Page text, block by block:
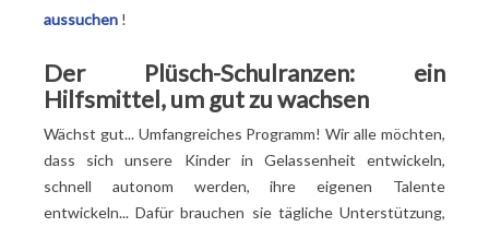
aussuchen !
Der Plüsch-Schulranzen: ein
Hilfsmittel, um gut zu wachsen
Wächst gut... Umfangreiches Programm! Wir alle möchten,
dass sich unsere Kinder in Gelassenheit entwickeln,
schnell autonom werden, ihre eigenen Talente
entwickeln... Dafür brauchen sie tägliche Unterstützung,